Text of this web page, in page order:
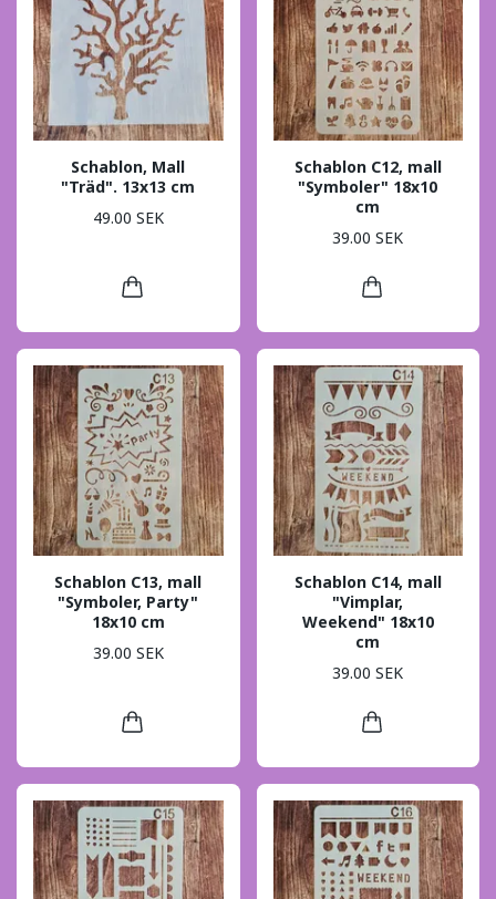
Schablon, Mall
"Träd". 13x13 cm
49.00 SEK
Schablon C12, mall
"Symboler" 18x10
cm
39.00 SEK
Schablon C13, mall
"Symboler, Party"
18x10 cm
39.00 SEK
Schablon C14, mall
"Vimplar,
Weekend" 18x10
cm
39.00 SEK